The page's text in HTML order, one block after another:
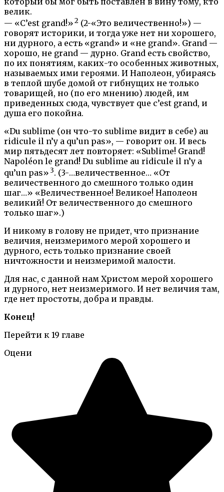
велик.
— «C’est grand!»2 (2-«Это величественно!») —
говорят историки, и тогда уже нет ни хорошего,
ни дурного, а есть «grand» и «не grand». Grand —
хорошо, не grand — дурно. Grand есть свойство,
по их понятиям, каких-то особенных животных,
называемых ими героями. И Наполеон, убираясь
в теплой шубе домой от гибнущих не только
товарищей, но (по его мнению) людей, им
приведенных сюда, чувствует que c’est grand, и
душа его покойна.
«Du sublime (он что-то sublime видит в себе) au
ridicule il n’y a qu’un pas», — говорит он. И весь
мир пятьдесят лет повторяет: «Sublime! Grand!
Napoléon le grand! Du sublime au ridicule il n’y a
qu’un pas» 3. (3-…величественное… «От
величественного до смешного только один
шаг…» «Величественное! Великое! Наполеон
великий! От величественного до смешного
только шаг».)
И никому в голову не придет, что признание
величия, неизмеримого мерой хорошего и
дурного, есть только признание своей
ничтожности и неизмеримой малости.
Для нас, с данной нам Христом мерой хорошего
и дурного, нет неизмеримого. И нет величия там,
где нет простоты, добра и правды.
Конец!
Перейти к 19 главе
Оцени